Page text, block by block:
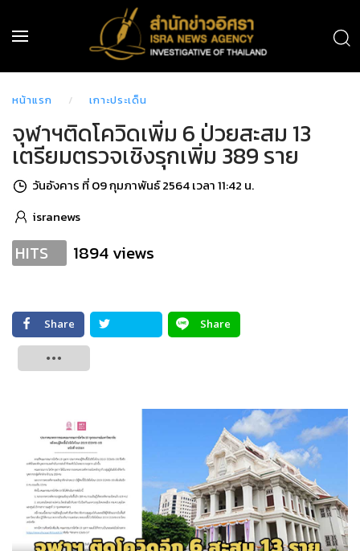
หน้าแรก เกาะประเด็น
จุฬาฯติดโควิดเพิ่ม 6 ป่วยสะสม 13
เตรียมตรวจเชิงรุกเพิ่ม 389 ราย
วันอังคาร ที่ 09 กุมภาพันธ์ 2564 เวลา 11:42 น.
isranews
HITS 1894 views
Share
Share